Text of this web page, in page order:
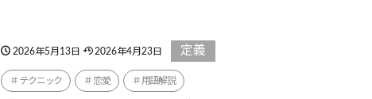
2026年5月13日 2026年4月23日 定義
テクニック 恋愛 用語解説